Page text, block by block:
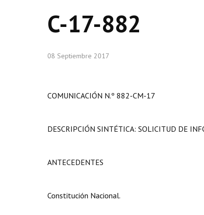
C-17-882
08 Septiembre 2017
COMUNICACIÓN N.º 882-CM-17
DESCRIPCIÓN SINTÉTICA: SOLICITUD DE
ANTECEDENTES
Constitución Nacional.